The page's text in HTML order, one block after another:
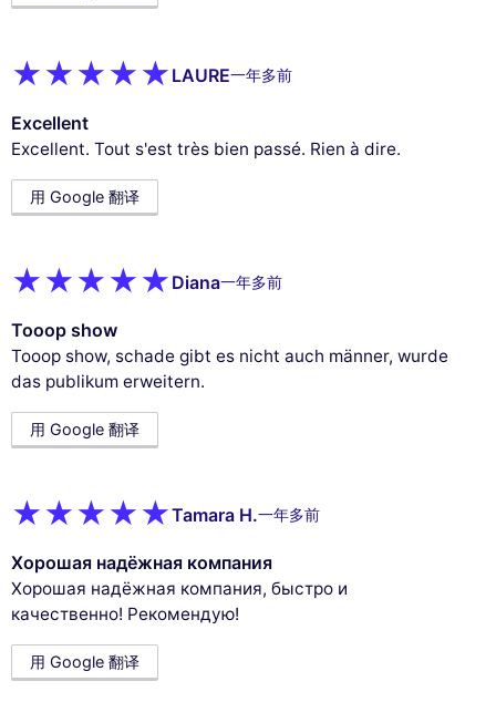
LAURE一年多前
Excellent
Excellent. Tout s'est très bien passé. Rien à dire.
用 Google 翻译
Diana一年多前
Tooop show
Tooop show, schade gibt es nicht auch männer, wurde
das publikum erweitern.
用 Google 翻译
Tamara H.一年多前
Хорошая надёжная компания
Хорошая надёжная компания, быстро и
качественно! Рекомендую!
用 Google 翻译